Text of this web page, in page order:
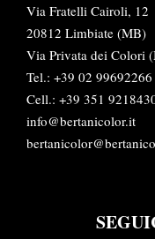
Via Fratelli Cairoli, 12
20812 Limbiate (MB)
Via Privata dei Colori
Tel.: +39 02 99692266
Cell.: +39 351
info@bertanicolor.it